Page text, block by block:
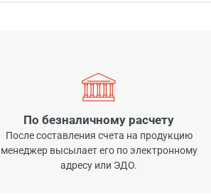
По безналичному расчету
После составления счета на продукцию
менеджер высылает его по электронному
адресу или ЭДО.